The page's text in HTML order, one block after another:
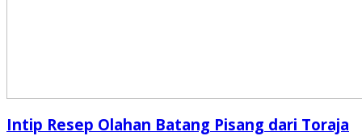
Intip Resep Olahan Batang Pisang dari Toraja